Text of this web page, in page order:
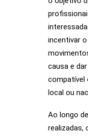
incentivar
causa e
compatível
local ou
Ao longo
realizadas,